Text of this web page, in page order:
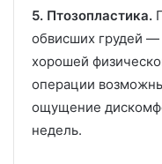
5. Птозопластика.
обвисших грудей —
хорошей
операции
ощущение
недель.